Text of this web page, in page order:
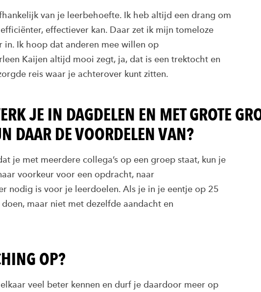
van je leerbehoefte. Ik heb altijd een drang om
effectiever kan. Daar zet ik mijn tomeloze
in. Ik hoop dat anderen mee willen op
Kaijen altijd mooi zegt, ja, dat is een trektocht en
reis waar je achterover kunt zitten.
JE IN DAGDELEN EN MET GROTE
DAAR DE VOORDELEN VAN?
je met meerdere collega’s op een groep staat, kun je
voorkeur voor een opdracht, naar
nodig is voor je leerdoelen. Als je in je eentje op 25
maar niet met dezelfde aandacht en
OP?
veel beter kennen en durf je daardoor meer op